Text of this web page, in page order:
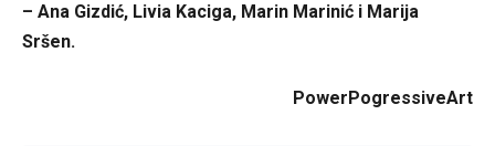
– Ana Gizdić, Livia Kaciga, Marin Marinić i Marija
Sršen.
PowerPogressiveArt